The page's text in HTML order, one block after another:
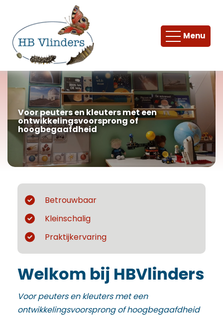
Menu
Voor peuters en kleuters met een
ontwikkelingsvoorsprong of
hoogbegaafdheid
Betrouwbaar
Kleinschalig
Praktijkervaring
Welkom bij HBVlinders
Voor peuters en kleuters met een
ontwikkelingsvoorsprong of hoogbegaafdheid